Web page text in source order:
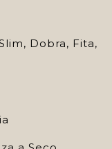
Dobra, Fita,